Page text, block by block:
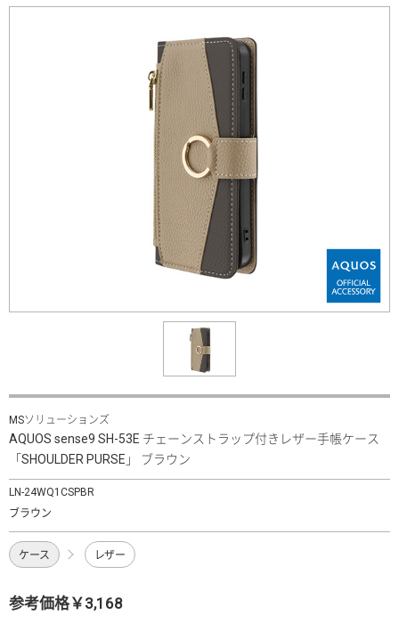
MSソリューションズ
AQUOS sense9 SH-53E チェーンストラップ付きレザー手帳ケース
「SHOULDER PURSE」 ブラウン
LN-24WQ1CSPBR
ブラウン
ケース レザー
参考価格￥3,168